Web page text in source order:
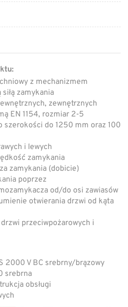
z mechanizmem
zamykania
zewnętrznych
EN 1154, rozmiar 2-5
szerokości do 1250 mm oraz 100
i lewych
zamykania
zamykania (dobicie)
poprzez
od/do osi zawiasów
otwierania drzwi od kąta
przeciwpożarowych i
2000 V BC srebrny/brązowy
srebrna
obsługi